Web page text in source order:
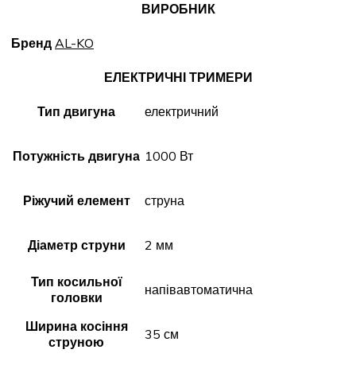
ВИРОБНИК
Бренд AL-KO
ЕЛЕКТРИЧНІ ТРИМЕРИ
Тип двигуна електричний
Потужність двигуна 1000 Вт
Ріжучий елемент струна
Діаметр струни 2 мм
Тип косильної
головки
напівавтоматична
Ширина косіння
струною
35 см